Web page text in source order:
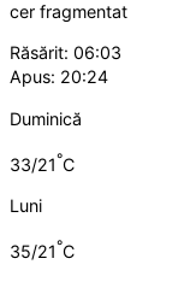
cer fragmentat
Răsărit: 06:03
Apus: 20:24
Duminică
33/21°C
Luni
35/21°C